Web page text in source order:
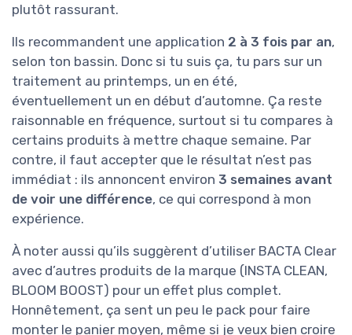
plutôt rassurant.
Ils recommandent une application 2 à 3 fois par an,
selon ton bassin. Donc si tu suis ça, tu pars sur un
traitement au printemps, un en été,
éventuellement un en début d’automne. Ça reste
raisonnable en fréquence, surtout si tu compares à
certains produits à mettre chaque semaine. Par
contre, il faut accepter que le résultat n’est pas
immédiat : ils annoncent environ 3 semaines avant
de voir une différence, ce qui correspond à mon
expérience.
À noter aussi qu’ils suggèrent d’utiliser BACTA Clear
avec d’autres produits de la marque (INSTA CLEAN,
BLOOM BOOST) pour un effet plus complet.
Honnêtement, ça sent un peu le pack pour faire
monter le panier moyen, même si je veux bien croire